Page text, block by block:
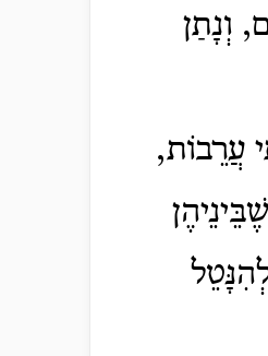
וְנָתַן
עֲרֵבוֹת,